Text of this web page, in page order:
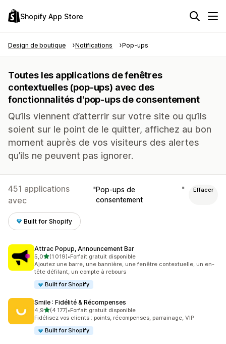
Shopify App Store
Design de boutique Notifications Pop-ups
Toutes les applications de fenêtres
contextuelles (pop-ups) avec des
fonctionnalités d'pop-ups de consentement
Qu’ils viennent d’atterrir sur votre site ou qu’ils
soient sur le point de le quitter, affichez au bon
moment auprès de vos visiteurs des alertes
qu’ils ne peuvent pas ignorer.
451 applications
avec
Pop-ups de
consentement
Effacer
Built for Shopify
Attrac Popup, Announcement Bar
5,0étoile(s) sur 5
(1 019)
1019 avis au total
•Forfait gratuit disponible
Ajoutez une barre, une bannière, une fenêtre contextuelle, un en-
tête défilant, un compte à rebours
Built for Shopify
Smile : Fidélité & Récompenses
4,9étoile(s) sur 5
(4 177)
4177 avis au total
•Forfait gratuit disponible
Fidélisez vos clients : points, récompenses, parrainage, VIP
Built for Shopify